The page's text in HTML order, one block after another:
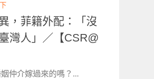
，菲籍外配：「沒
灣人」／【CSR@
仲介嫁過來的嗎？...